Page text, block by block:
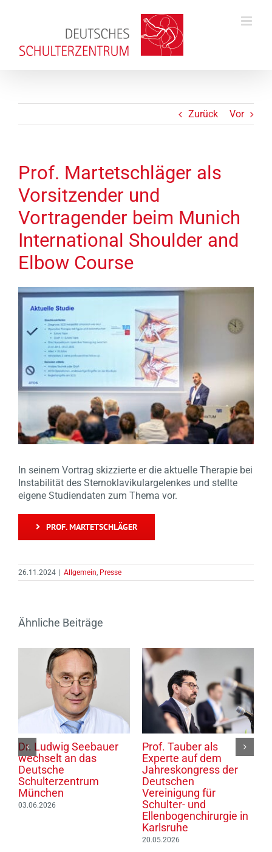
Zurück Vor
Prof. Martetschläger als
Vorsitzender und
Vortragender beim Munich
International Shoulder and
Elbow Course
In seinem Vortrag skizzierte er die aktuelle Therapie bei
Instabilität des Sternoklavikulargelenkes und stellte
eigene Studiendaten zum Thema vor.
PROF. MARTETSCHLÄGER
26.11.2024 | Allgemein Presse
Ähnliche Beiträge
Dr. Ludwig Seebauer
wechselt an das
Deutsche
Schulterzentrum
München
03.06.2026
Prof. Tauber als
Experte auf dem
Jahreskongress der
Deutschen
Vereinigung für
Schulter- und
Ellenbogenchirurgie in
Karlsruhe
20.05.2026